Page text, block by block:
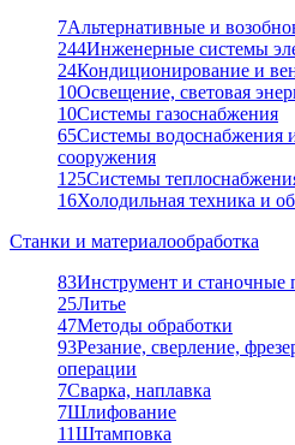
7Альтернативные и
244Инженерные системы
24Кондиционирование и
10Освещение, световая
10Системы газоснабжения
65Системы водоснабжения
сооружения
125Системы
16Холодильная техника и
Станки и материалообработка
83Инструмент и станочные
25Литье
47Методы обработки
93Резание, сверление,
операции
7Сварка, наплавка
7Шлифование
11Штамповка